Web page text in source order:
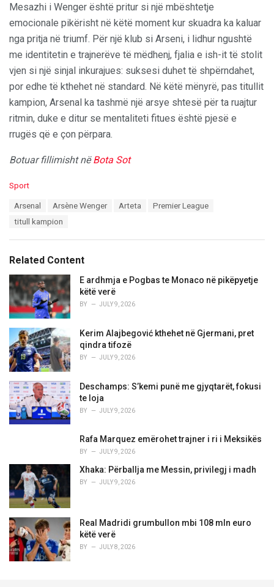
Mesazhi i Wenger është pritur si një mbështetje
emocionale pikërisht në këtë moment kur skuadra ka kaluar
nga pritja në triumf. Për një klub si Arseni, i lidhur ngushtë
me identitetin e trajnerëve të mëdhenj, fjalia e ish-it të stolit
vjen si një sinjal inkurajues: suksesi duhet të shpërndahet,
por edhe të kthehet në standard. Në këtë mënyrë, pas titullit
kampion, Arsenal ka tashmë një arsye shtesë për ta ruajtur
ritmin, duke e ditur se mentaliteti fitues është pjesë e
rrugës që e çon përpara.
Botuar fillimisht nëBota Sot
C
i
e
s
:
Sport
Arsenal Arsène Wenger Arteta
Premier League
titull kampion
Related Content
E ardhmja e Pogbas te Monaco në pikëpyetje
këtë verë
BY JULY 9, 2026
Kerim Alajbegović kthehet në Gjermani, pret
qindra tifozë
BY JULY 9, 2026
Deschamps: S’kemi punë me gjyqtarët, fokusi
te loja
BY JULY 9, 2026
Rafa Marquez emërohet trajner i ri i Meksikës
BY JULY 9, 2026
Xhaka: Përballja me Messin, privilegj i madh
BY JULY 9, 2026
Real Madridi grumbullon mbi 108 mln euro
këtë verë
BY JULY 8, 2026